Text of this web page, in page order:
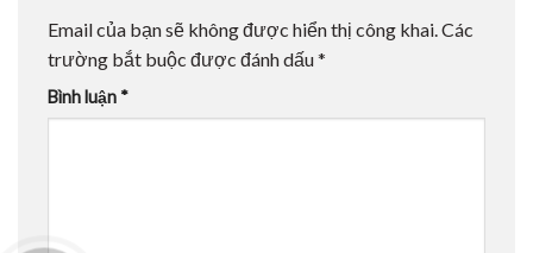
Email của bạn sẽ không được hiển thị công khai.Các
trường bắt buộc được đánh dấu*
Bình luận *